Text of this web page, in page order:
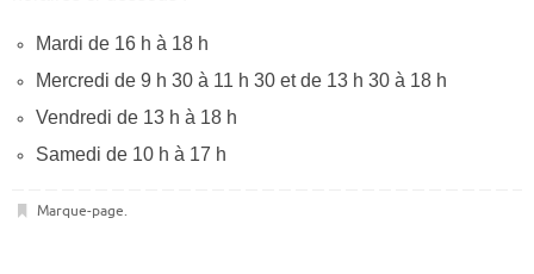
Mardi de 16 h à 18 h
Mercredi de 9 h 30 à 11 h 30 et de 13 h 30 à 18 h
Vendredi de 13 h à 18 h
Samedi de 10 h à 17 h
Marque-page.